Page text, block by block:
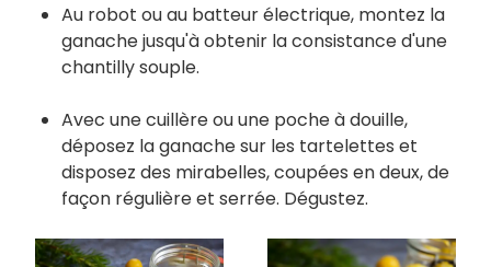
Au robot ou au batteur électrique, montez la
ganache jusqu'à obtenir la consistance d'une
chantilly souple.
Avec une cuillère ou une poche à douille,
déposez la ganache sur les tartelettes et
disposez des mirabelles, coupées en deux, de
façon régulière et serrée. Dégustez.